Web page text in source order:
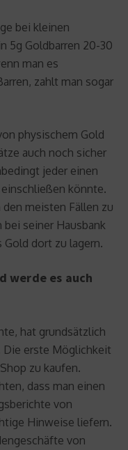
bei kleinen
5g Goldbarren 20-30
man es
zahlt man sogar
physischem Gold
auch noch sicher
jeder einen
könnte.
meisten Fällen zu
seiner Hausbank
dort zu lagern.
werde es auch
hat grundsätzlich
erste Möglichkeit
zu kaufen.
dass man einen
von
Hinweise liefern.
von